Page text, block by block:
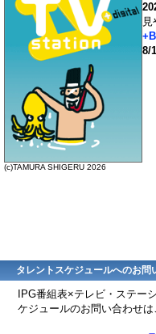
(c)TAMURA SHIGERU 2026
8/
タレントスケジュールへのお問
IPG番組表×テレビ・ステー
ケジュールのお問い合わせは